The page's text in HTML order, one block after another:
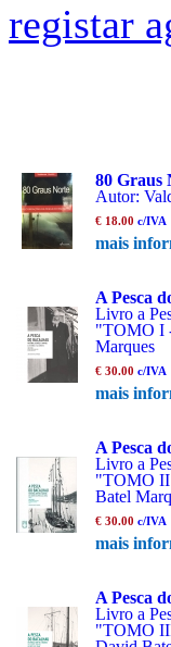
registar
80 Graus
Autor:
€ 18.00 c/IVA
mais
A Pesca
Livro a
"TOMO I
Marques
€ 30.00 c/IVA
mais
A Pesca
Livro a
"TOMO II
Batel
€ 30.00 c/IVA
mais
A Pesca
Livro a
"TOMO